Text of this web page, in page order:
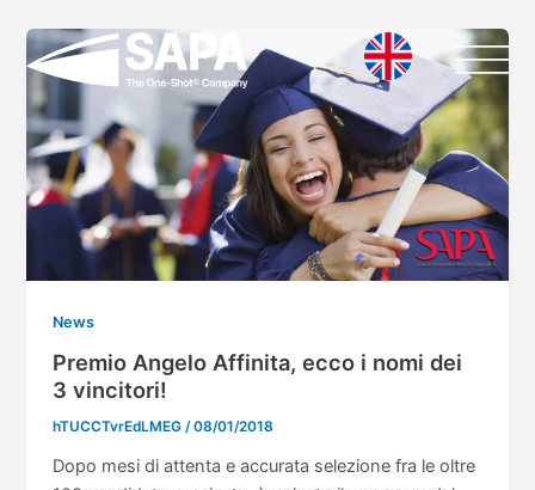
contenuto
News
Premio Angelo Affinita, ecco i nomi dei
3 vincitori!
hTUCCTvrEdLMEG/08/01/2018
Dopo mesi di attenta e accurata selezione fra le oltre